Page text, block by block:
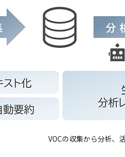
VOCの収集から分析、